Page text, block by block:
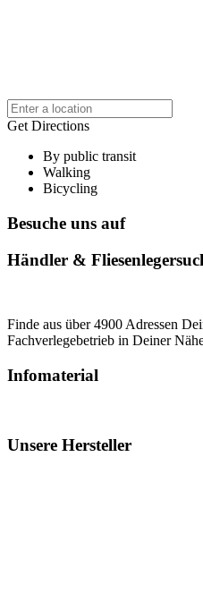
Get Directions
By public transit
Walking
Bicycling
Besuche uns auf
Händler &
Finde aus über 4900 Adressen
Fachverlegebetrieb in Deiner
Infomaterial
Unsere Hersteller